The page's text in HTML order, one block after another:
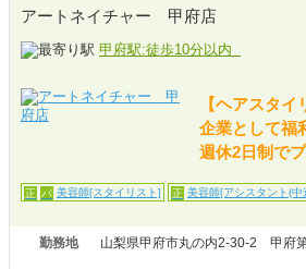
アートネイチャー 甲府店
甲府駅:徒歩10分以内
【ヘアスタ
企業として福
週休2日制で
正 パ 美容師[スタイリスト] 正 美容師[アシスタント(中
勤務地 山梨県甲府市丸の内2-30-2 甲府